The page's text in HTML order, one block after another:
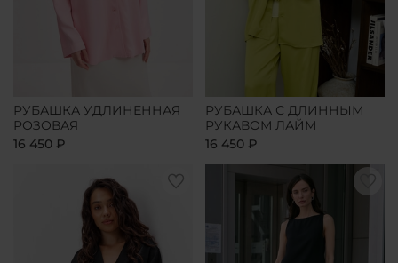
РУБАШКА УДЛИНЕННАЯ
РОЗОВАЯ
16 450 ₽
РУБАШКА С ДЛИННЫМ
РУКАВОМ ЛАЙМ
16 450 ₽